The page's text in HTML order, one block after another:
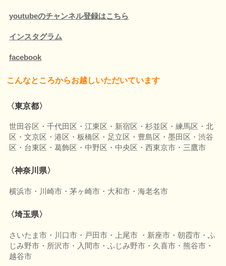
youtubeのチャンネル登録はこちら
インスタグラム
facebook
こんなところからお越しいただいています
〈東京都〉
世田谷区・千代田区・江東区・新宿区・杉並区・練馬区・北
区・文京区・港区・板橋区・足立区・豊島区・墨田区・渋谷
区・台東区・葛飾区・中野区・中央区・西東京市・三鷹市
〈神奈川県〉
横浜市・川崎市・茅ヶ崎市・大和市・海老名市
〈埼玉県〉
さいたま市・川口市・戸田市・上尾市 ・新座市・朝霞市・ふ
じみ野市・所沢市・入間市・ふじみ野市・久喜市・熊谷市・
越谷市